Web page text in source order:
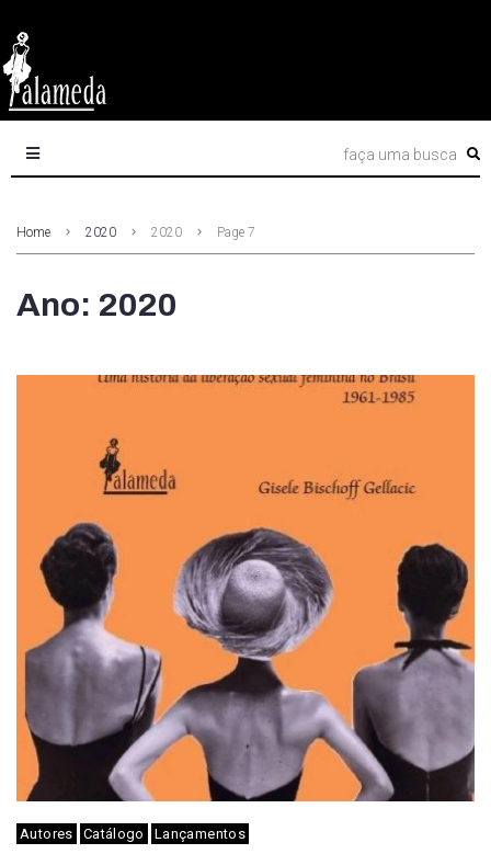
Home 2020 2020 Page 7
Ano: 2020
Autores Catálogo Lançamentos